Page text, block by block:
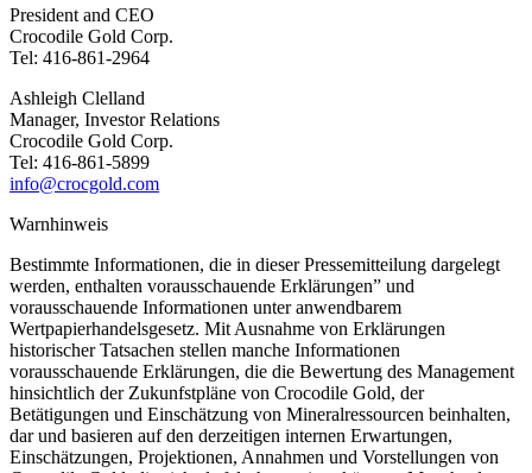
President and CEO
Crocodile Gold Corp.
Tel: 416-861-2964
Ashleigh Clelland
Manager, Investor Relations
Crocodile Gold Corp.
Tel: 416-861-5899
info@crocgold.com
Warnhinweis
Bestimmte Informationen, die in dieser Pressemitteilung dargelegt
werden, enthalten vorausschauende Erklärungen” und
vorausschauende Informationen unter anwendbarem
Wertpapierhandelsgesetz. Mit Ausnahme von Erklärungen
historischer Tatsachen stellen manche Informationen
vorausschauende Erklärungen, die die Bewertung des Management
hinsichtlich der Zukunfstpläne von Crocodile Gold, der
Betätigungen und Einschätzung von Mineralressourcen beinhalten,
dar und basieren auf den derzeitigen internen Erwartungen,
Einschätzungen, Projektionen, Annahmen und Vorstellungen von